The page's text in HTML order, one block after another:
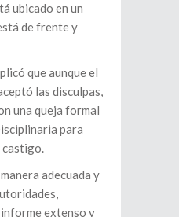
ubicado en un
de frente y
que aunque el
las disculpas,
una queja formal
para
castigo.
adecuada y
extenso y